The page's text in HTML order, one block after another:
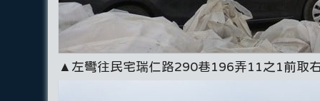
▲左彎往民宅瑞仁路290巷196弄11之1前取